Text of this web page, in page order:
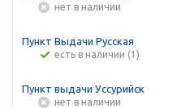
Нет в наличии
Пункт Выдачи Русская
Есть в наличии (1)
Пункт выдачи Уссурийск
Нет в наличии